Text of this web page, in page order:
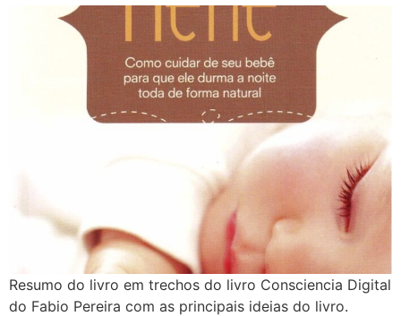
Resumo do livro em trechos do livro Consciencia Digital
do Fabio Pereira com as principais ideias do livro.